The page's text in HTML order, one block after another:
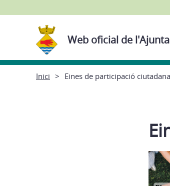
Web oficial de
Inici Eines de participació ciutadana